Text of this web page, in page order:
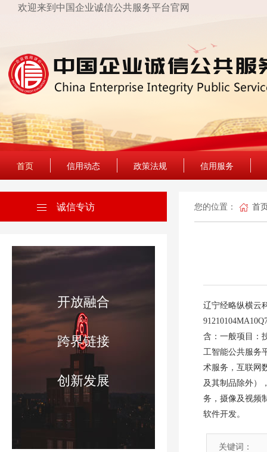
欢迎来到中国企业诚信公共服务平台官网
首页 信用动态 政策法规 信用服务
诚信专访
开放融合
跨界链接
创新发展
您的位置： 首
辽宁经略纵横云
含：一般项目：
工智能公共服务
术服务，互联网
及其制品除外）
务，摄像及视频
软件开发。
关键词：